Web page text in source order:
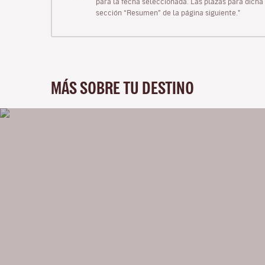
sección “Resumen” de la página siguiente."
MÁS SOBRE TU DESTINO